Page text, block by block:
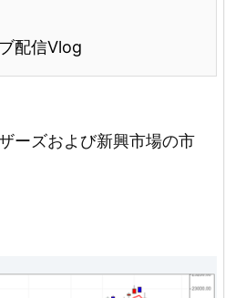
配信Vlog
ーズおよび新興市場の市